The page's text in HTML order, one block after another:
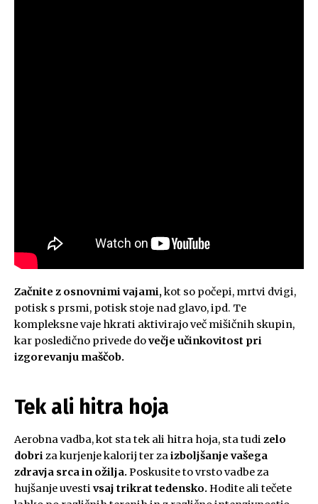
Začnite z osnovnimi vajami,kot so počepi, mrtvi dvigi,
potisk s prsmi, potisk stoje nad glavo, ipd. Te
kompleksne vaje hkrati aktivirajo več mišičnih skupin,
kar posledično privede dovečje učinkovitost pri
izgorevanju maščob.
Tek ali hitra hoja
Aerobna vadba, kot sta tek ali hitra hoja, sta tudizelo
dobriza kurjenje kalorij ter zaizboljšanje vašega
zdravja srca in ožilja.Poskusite to vrsto vadbe za
hujšanje uvestivsaj trikrat tedensko.Hodite ali tečete